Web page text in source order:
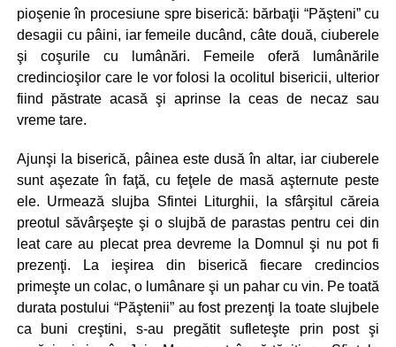
pioşenie în procesiune spre biserică: bărbaţii “Păşteni” cu
desagii cu pâini, iar femeile ducând, câte două, ciuberele
şi coşurile cu lumânări. Femeile oferă lumânările
credincioşilor care le vor folosi la ocolitul bisericii, ulterior
fiind păstrate acasă şi aprinse la ceas de necaz sau
vreme tare.
Ajunşi la biserică, pâinea este dusă în altar, iar ciuberele
sunt aşezate în faţă, cu feţele de masă aşternute peste
ele. Urmează slujba Sfintei Liturghii, la sfârşitul căreia
preotul săvârşeşte şi o slujbă de parastas pentru cei din
leat care au plecat prea devreme la Domnul şi nu pot fi
prezenţi. La ieşirea din biserică fiecare credincios
primeşte un colac, o lumânare şi un pahar cu vin. Pe toată
durata postului “Păştenii” au fost prezenţi la toate slujbele
ca buni creştini, s-au pregătit sufleteşte prin post şi